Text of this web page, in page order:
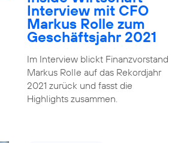
Interview mit CFO
Markus Rolle zum
Geschäftsjahr 2021
Im Interview blickt Finanzvorstand
Markus Rolle auf das Rekordjahr
2021 zurück und fasst die
Highlights zusammen.